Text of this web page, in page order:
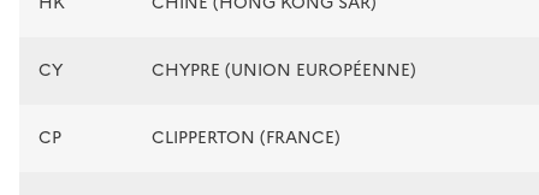
CY CHYPRE (UNION EUROPÉENNE)
CP CLIPPERTON (FRANCE)